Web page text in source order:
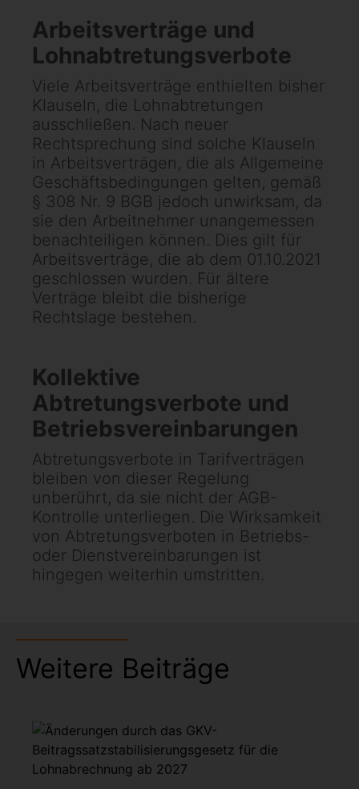
Arbeitsverträge und
Lohnabtretungsverbote
Viele Arbeitsverträge enthielten bisher
Klauseln, die Lohnabtretungen
ausschließen. Nach neuer
Rechtsprechung sind solche Klauseln
in Arbeitsverträgen, die als Allgemeine
Geschäftsbedingungen gelten, gemäß
§ 308 Nr. 9 BGB jedoch unwirksam, da
sie den Arbeitnehmer unangemessen
benachteiligen können. Dies gilt für
Arbeitsverträge, die ab dem 01.10.2021
geschlossen wurden. Für ältere
Verträge bleibt die bisherige
Rechtslage bestehen.
Kollektive
Abtretungsverbote und
Betriebsvereinbarungen
Abtretungsverbote in Tarifverträgen
bleiben von dieser Regelung
unberührt, da sie nicht der AGB-
Kontrolle unterliegen. Die Wirksamkeit
von Abtretungsverboten in Betriebs-
oder Dienstvereinbarungen ist
hingegen weiterhin umstritten.
Weitere Beiträge